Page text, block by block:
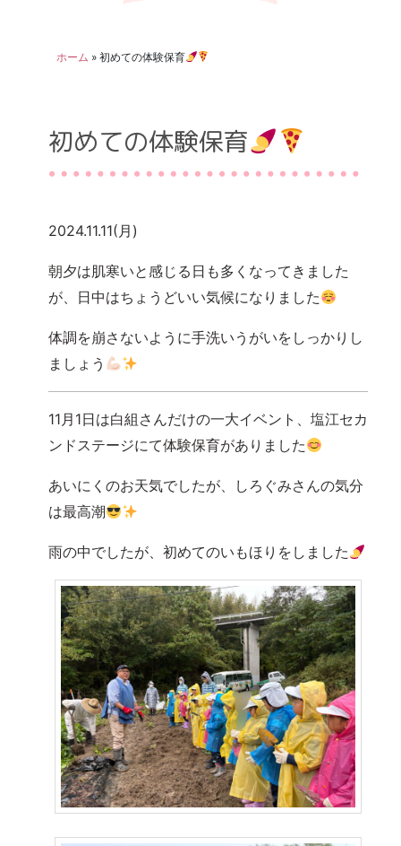
ホーム » 初めての体験保育
初めての体験保育
2024.11.11(月)
朝夕は肌寒いと感じる日も多くなってきました
が、日中はちょうどいい気候になりました
体調を崩さないように手洗いうがいをしっかりし
ましょう
11月1日は白組さんだけの一大イベント、塩江セカ
ンドステージにて体験保育がありました
あいにくのお天気でしたが、しろぐみさんの気分
は最高潮
雨の中でしたが、初めてのいもほりをしました